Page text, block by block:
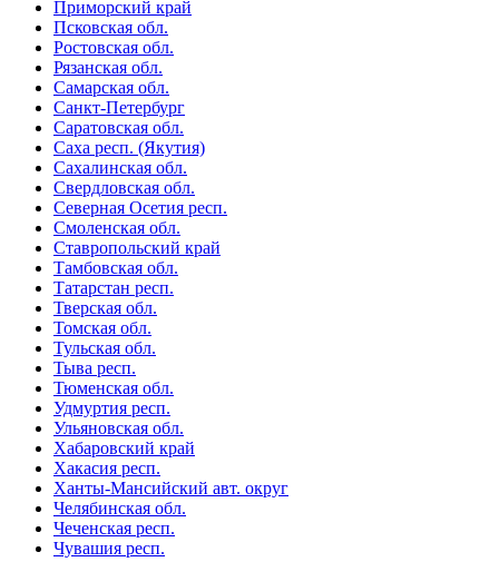
Приморский край
Псковская обл.
Ростовская обл.
Рязанская обл.
Самарская обл.
Санкт-Петербург
Саратовская обл.
Саха респ. (Якутия)
Сахалинская обл.
Свердловская обл.
Северная Осетия респ.
Смоленская обл.
Ставропольский край
Тамбовская обл.
Татарстан респ.
Тверская обл.
Томская обл.
Тульская обл.
Тыва респ.
Тюменская обл.
Удмуртия респ.
Ульяновская обл.
Хабаровский край
Хакасия респ.
Ханты-Мансийский авт. округ
Челябинская обл.
Чеченская респ.
Чувашия респ.